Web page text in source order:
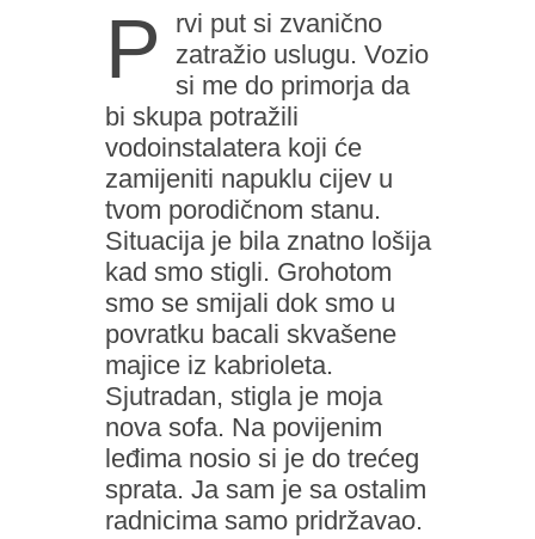
P
rvi put si zvanično
zatražio uslugu. Vozio
si me do primorja da
bi skupa potražili
vodoinstalatera koji će
zamijeniti napuklu cijev u
tvom porodičnom stanu.
Situacija je bila znatno lošija
kad smo stigli. Grohotom
smo se smijali dok smo u
povratku bacali skvašene
majice iz kabrioleta.
Sjutradan, stigla je moja
nova sofa. Na povijenim
leđima nosio si je do trećeg
sprata. Ja sam je sa ostalim
radnicima samo pridržavao.